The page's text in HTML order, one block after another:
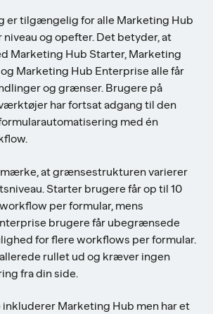
er tilgængelig for alle Marketing Hub
og opefter. Det betyder, at
Marketing Hub Starter, Marketing
Marketing Hub Enterprise alle får
og grænser. Brugere på
har fortsat adgang til den
med én
at grænsestrukturen varierer
Starter brugere får op til 10
per formular, mens
brugere får ubegrænsede
for flere workflows per formular.
rullet ud og kræver ingen
fra din side.
Marketing Hub men har et